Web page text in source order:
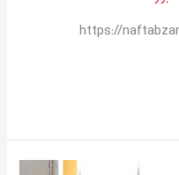
https://